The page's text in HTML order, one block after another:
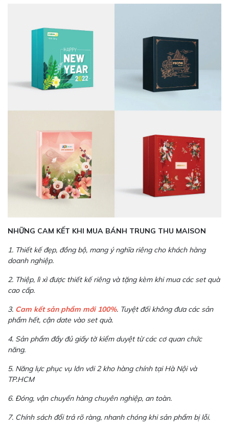
NHỮNG CAM KẾT KHI MUA BÁNH TRUNG THU MAISON
1. Thiết kế đẹp, đồng bộ, mang ý nghĩa riêng cho khách hàng
doanh nghiệp.
2. Thiệp, lì xì được thiết kế riêng và tặng kèm khi mua các set quà
cao cấp.
3. Cam kết sản phẩm mới 100%. Tuyệt đối không đưa các sản
phẩm hết, cận date vào set quà.
4. Sản phẩm đầy đủ giấy tờ kiểm duyệt từ các cơ quan chức
năng.
5. Năng lực phục vụ lớn với 2 kho hàng chính tại Hà Nội và
TP.HCM
6. Đóng, vận chuyển hàng chuyên nghiệp, an toàn.
7. Chính sách đổi trả rõ ràng, nhanh chóng khi sản phẩm bị lỗi.